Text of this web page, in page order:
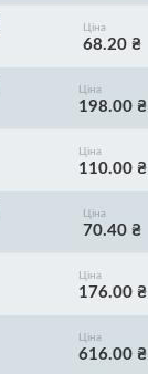
Ціна
68.20 ₴
Ціна
198.00 ₴
Ціна
110.00 ₴
Ціна
70.40 ₴
Ціна
176.00 ₴
Ціна
616.00 ₴